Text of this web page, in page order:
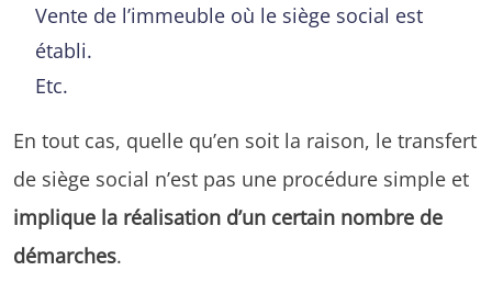
Vente de l’immeuble où le siège social est
établi.
Etc.
En tout cas, quelle qu’en soit la raison, le transfert
de siège social n’est pas une procédure simple et
implique la réalisation d’un certain nombre de
démarches.